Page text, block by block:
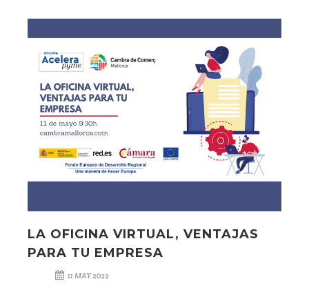
LA OFICINA VIRTUAL, VENTAJAS
PARA TU EMPRESA
11 MAY 2022